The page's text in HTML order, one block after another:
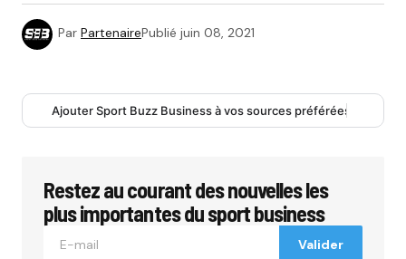
Par PartenairePublié juin 08, 2021
Ajouter Sport Buzz Business à vos sources préférées
Restez au courant des nouvelles les
plus importantes du sport business
Valider